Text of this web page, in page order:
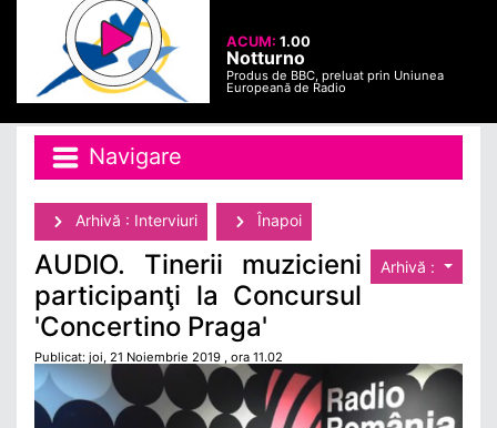
ACUM:1.00
Notturno
Produs de BBC, preluat prin Uniunea
Europeană de Radio
Navigare
Arhivă : Interviuri Înapoi
Arhivă :
AUDIO. Tinerii muzicieni
participanţi la Concursul
'Concertino Praga'
Publicat: joi, 21 Noiembrie 2019 , ora 11.02